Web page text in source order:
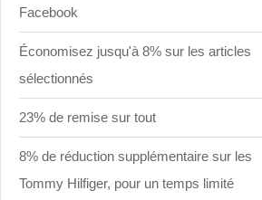
Facebook
Économisez jusqu'à 8% sur les articles
sélectionnés
23% de remise sur tout
8% de réduction supplémentaire sur les
Tommy Hilfiger, pour un temps limité